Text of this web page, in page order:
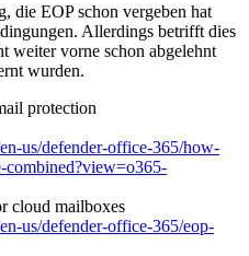
die EOP schon vergeben hat
Allerdings betrifft dies
weiter vorne schon abgelehnt
wurden.
protection
us/defender-office-365/how-
combined?view=o365-
cloud mailboxes
us/defender-office-365/eop-